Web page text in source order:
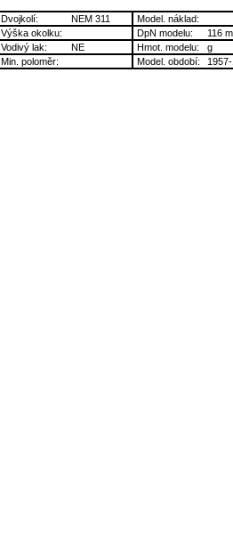
Dvojkolí: NEM 311
Model. náklad:
Výška okolku: DpN modelu:
116
Vodivý lak: NE Hmot. modelu:
g
Min. poloměr: Model. období: